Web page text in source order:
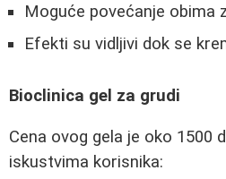
Moguće povećanje obima
Efekti su vidljivi dok se
Bioclinica gel za grudi
Cena ovog gela je oko 1500
iskustvima korisnika: